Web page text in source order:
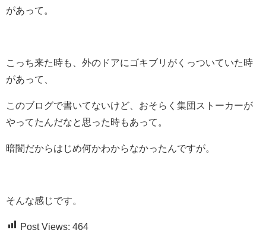
があって。
こっち来た時も、外のドアにゴキブリがくっついていた時
があって、
このブログで書いてないけど、おそらく集団ストーカーが
やってたんだなと思った時もあって。
暗闇だからはじめ何かわからなかったんですが。
そんな感じです。
Post Views: 464